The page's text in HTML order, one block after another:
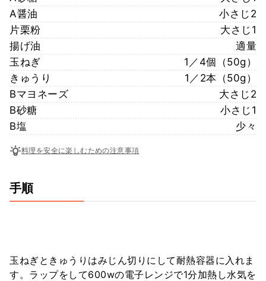
A醤油
小さじ2
片栗粉
大さじ1
揚げ油
適量
玉ねぎ
1／4個（50g）
きゅうり
1／2本（50g）
Bマヨネーズ
大さじ2
B砂糖
小さじ1
B塩
少々
料理を安全に楽しむための注意事項
手順
玉ねぎときゅうりはみじん切りにして耐熱容器に入れま
す。ラップをして600wの電子レンジで1分加熱し水気を